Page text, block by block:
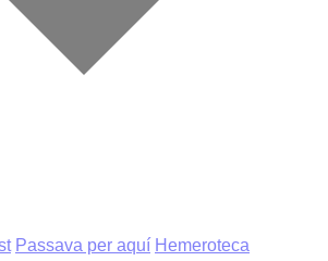
Passava per aquí Hemeroteca